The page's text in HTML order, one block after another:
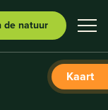
de natuur
Kaart